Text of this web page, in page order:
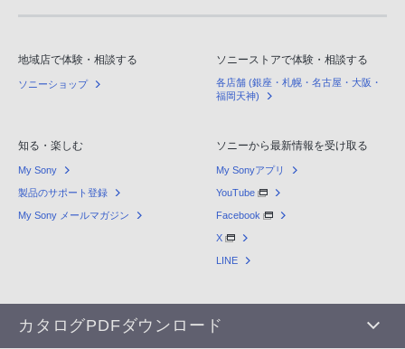
地域店で体験・相談する
ソニーショップ
ソニーストアで体験・相談する
各店舗 (銀座・札幌・名古屋・大阪・
福岡天神)
知る・楽しむ
My Sony
製品のサポート登録
My Sony メールマガジン
ソニーから最新情報を受け取る
My Sonyアプリ
YouTube
Facebook
X
LINE
カタログPDFダウンロード